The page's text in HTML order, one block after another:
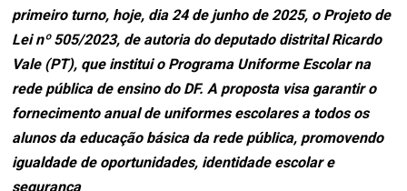
primeiro turno, hoje, dia 24 de junho de 2025, o Projeto de
Lei nº 505/2023, de autoria do deputado distrital Ricardo
Vale (PT), que institui o Programa Uniforme Escolar na
rede pública de ensino do DF. A proposta visa garantir o
fornecimento anual de uniformes escolares a todos os
alunos da educação básica da rede pública, promovendo
igualdade de oportunidades, identidade escolar e
segurança